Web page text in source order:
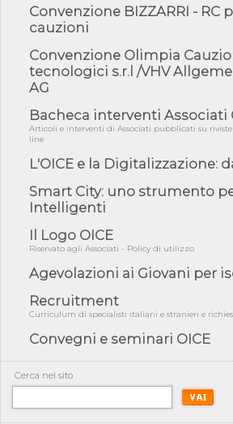
06/08/26 - DDL delegazione europea in
norme UE in m...
05/08/26 - DL Infrastrutture e PNRR è
fiducia...
05/08/26 - Focus OICE sul DDL di riforma
05/08/26 - Anac: pubblicata la Relazione
2 s...
05/08/26 - SAVE THE DATE: Assemblea
Professioni ...
05/08/26 - Successo OICE per il bando
di Reg...
05/08/26 - Lettera OICE per il bando della
Campa...
04/08/26 - DL PA: previste cancellazioni
per ...
04/08/26 - International Sustainable
COP31, An...
04/08/26 - CdS, project financing: progetto
impugnar...
04/08/26 - Rapporto Anac corruzione
penali per ...
04/08/26 - CdS: partecipazione alla gara non
acquiescenza r...
Convenzione BIZZARRI - RC
cauzioni
Convenzione Olimpia
tecnologici s.r.l /VHV
AG
Bacheca interventi Associati
Articoli e interventi di Associati pubblicati su
line
L'OICE e la Digitalizzazione:
Smart City: uno strumento
Intelligenti
Il Logo OICE
Riservato agli Associati - Policy di utilizzo
Agevolazioni ai Giovani per
Recruitment
Curriculum di specialisti italiani e stranieri e
Convegni e seminari OICE
Cerca nel sito